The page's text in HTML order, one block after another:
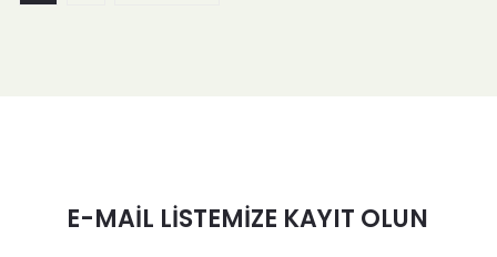
E-MAİL LİSTEMİZE KAYIT OLUN